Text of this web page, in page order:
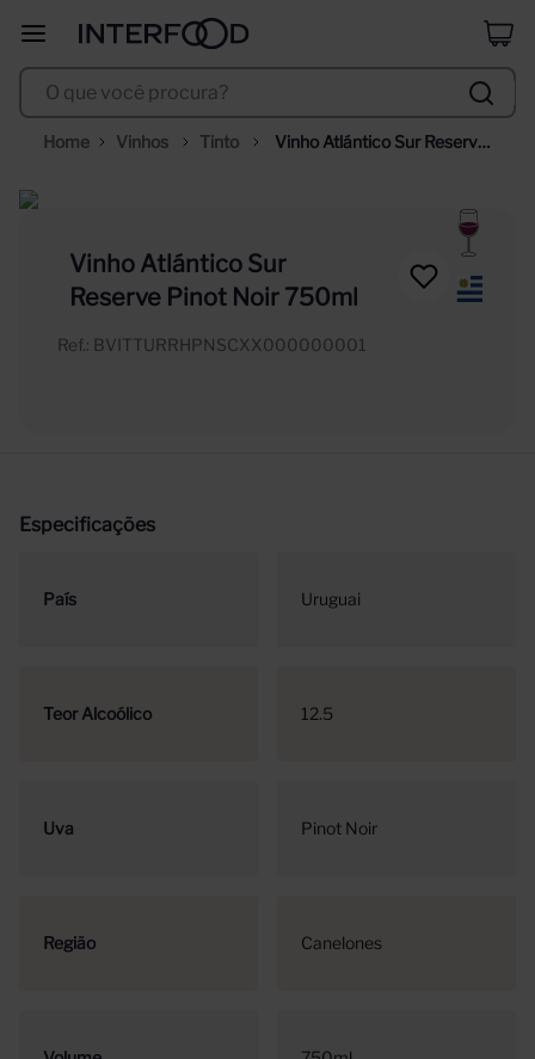
O que você procura?
Vinhos Tinto
Vinho Atlántico Sur Reserve
Vinho Atlántico Sur
Reserve Pinot Noir 750ml
Ref. : BVITTURRHPNSCXX000000001
Especificações
País Uruguai
Teor Alcoólico 12.5
Uva Pinot Noir
Região Canelones
º erdinger
corpus astral
10ºsanta helena